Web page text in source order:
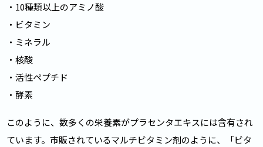
・10種類以上のアミノ酸
・ビタミン
・ミネラル
・核酸
・活性ペプチド
・酵素
このように、数多くの栄養素がプラセンタエキスには含有され
ています。市販されているマルチビタミン剤のように、「ビタ